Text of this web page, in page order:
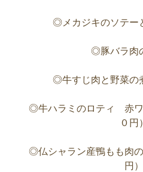
◎メカジキのソテー
◎豚バラ肉
◎牛すじ肉と野菜の
◎牛ハラミのロティ 赤ワ
０円）
◎仏シャラン産鴨もも肉
円）